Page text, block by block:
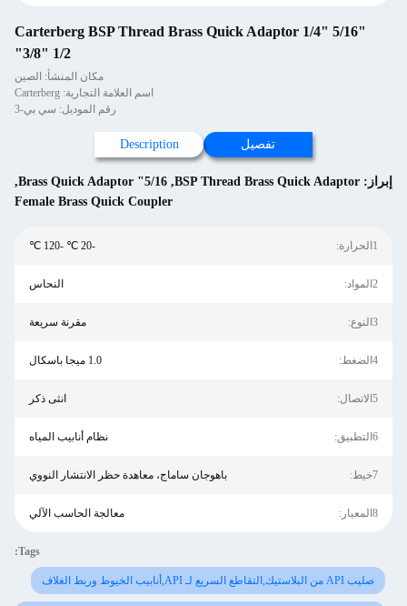
Carterberg BSP Thread Brass Quick Adaptor 1/4" 5/16"
3/8" 1/2"
مكان المنشأ: الصين
اسم العلامة التجارية: Carterberg
رقم الموديل: سي بي-3
تفصيل Description
إبراز: BSP Thread Brass Quick Adaptor
,
5/16" Brass Quick Adaptor
,
Female Brass Quick Coupler
1الحرارة: -20 ℃ -120 ℃
2المواد: النحاس
3النوع: مقرنة سريعة
4الضغط: 1.0 ميجا باسكال
5الاتصال: انثى ذكر
6التطبيق: نظام أنابيب المياه
7خيط: باهوجان ساماج، معاهدة حظر الانتشار النووي
8المعيار: معالجة الحاسب الآلي
Tags:
صليب API من البلاستيك,التقاطع السريع لـ API,أنابيب الخيوط وربط الغلاف